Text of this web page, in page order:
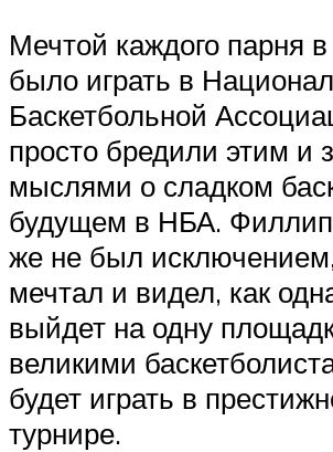
Мечтой каждого парня
было играть в
Баскетбольной
просто бредили этим и
мыслями о сладком
будущем в НБА. Филлип
же не был
мечтал и видел, как
выйдет на одну
великими
будет играть в
турнире.